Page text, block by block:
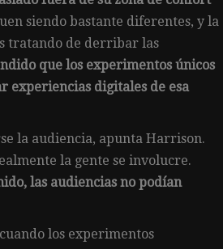
siendo bastante diferentes, y la
tratando de derribar las
que los experimentos únicos
experiencias digitales de esa
la audiencia, apunta Harrison.
la gente se involucre.
las audiencias no podían
los experimentos